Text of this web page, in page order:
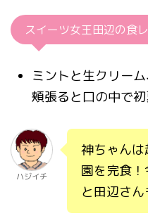
スイーツ女王田辺の食
ミントと生クリー
頬張ると口の中で
ハジイチ
神ちゃん
園を完食
と田辺さん